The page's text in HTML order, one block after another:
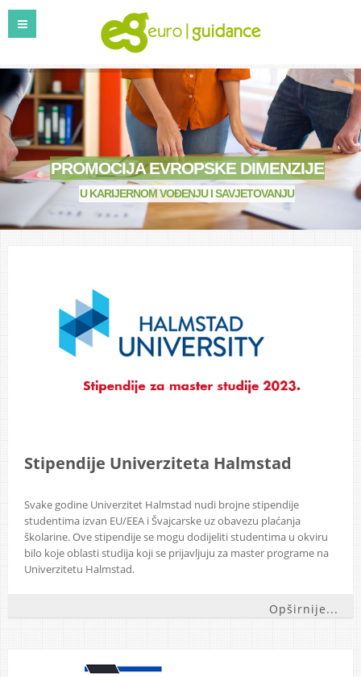
PROMOCIJA EVROPSKE DIMENZIJE
U KARIJERNOM VOĐENJU I SAVJETOVANJU
Stipendije Univerziteta Halmstad
Svake godine Univerzitet Halmstad nudi brojne stipendije
studentima izvan EU/EEA i Švajcarske uz obavezu plaćanja
školarine. Ove stipendije se mogu dodijeliti studentima u okviru
bilo koje oblasti studija koji se prijavljuju za master programe na
Univerzitetu Halmstad.
Opširnije...